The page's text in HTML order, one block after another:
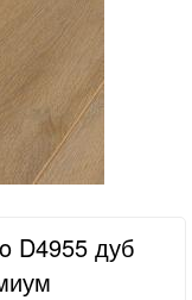
D4955 дуб